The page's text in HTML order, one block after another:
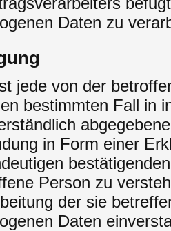
Daten zu
jede von der
bestimmten Fall in
abgegebene
in Form einer
Person zu
der sie
Daten